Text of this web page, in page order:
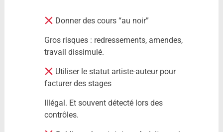
Donner des cours “au noir”
Gros risques : redressements, amendes,
travail dissimulé.
Utiliser le statut artiste-auteur pour
facturer des stages
Illégal. Et souvent détecté lors des
contrôles.